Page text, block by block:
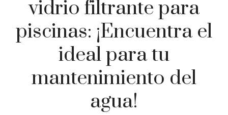
vidrio filtrante para
piscinas: ¡Encuentra el
ideal para tu
mantenimiento del
agua!